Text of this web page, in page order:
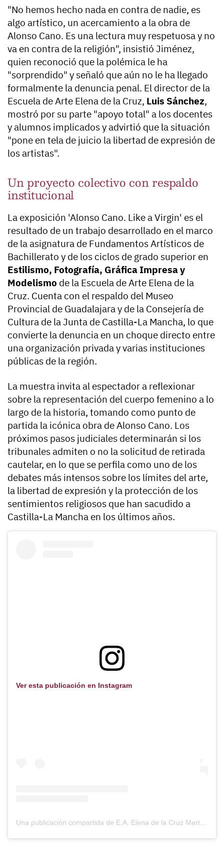
"No hemos hecho nada en contra de nadie, es
algo artístico, un acercamiento a la obra de
Alonso Cano. Es una lectura muy respetuosa y no
va en contra de la religión", insistió Jiménez,
quien reconoció que la polémica le ha
"sorprendido" y señaló que aún no le ha llegado
formalmente la denuncia penal. El director de la
Escuela de Arte Elena de la Cruz, Luis Sánchez,
mostró por su parte "apoyo total" a los docentes
y alumnos implicados y advirtió que la situación
"pone en tela de juicio la libertad de expresión de
los artistas".
Un proyecto colectivo con respaldo
institucional
La exposición 'Alonso Cano. Like a Virgin' es el
resultado de un trabajo desarrollado en el marco
de la asignatura de Fundamentos Artísticos de
Bachillerato y de los ciclos de grado superior en
Estilismo, Fotografía, Gráfica Impresa y
Modelismo de la Escuela de Arte Elena de la
Cruz. Cuenta con el respaldo del Museo
Provincial de Guadalajara y de la Consejería de
Cultura de la Junta de Castilla-La Mancha, lo que
convierte la denuncia en un choque directo entre
una organización privada y varias instituciones
públicas de la región.
La muestra invita al espectador a reflexionar
sobre la representación del cuerpo femenino a lo
largo de la historia, tomando como punto de
partida la icónica obra de Alonso Cano. Los
próximos pasos judiciales determinarán si los
tribunales admiten o no la solicitud de retirada
cautelar, en lo que se perfila como uno de los
debates más intensos sobre los límites del arte,
la libertad de expresión y la protección de los
sentimientos religiosos que han sacudido a
Castilla-La Mancha en los últimos años.
Ver esta publicación en Instagram
Una publicación compartida de E.A. Elena de la Cruz Martín (@escueladearteelenadelacruz)